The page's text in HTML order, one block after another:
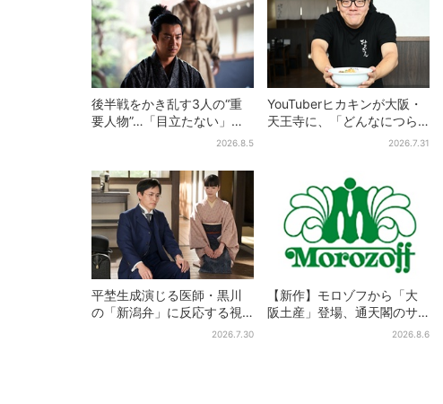
後半戦をかき乱す3人の“重
要人物”…「目立たない」主
人公・仲野太賀も、モブキ
2026.8.5
YouTuberヒカキンが大阪・
天王寺に、「どんなにつら
い時でも…」ラーメン愛＆兄
2026.7.31
平埜生成演じる医師・黒川
の「新潟弁」に反応する視
聴者続出「グッときた」2026.7.30
【新作】モロゾフから「大
阪土産」登場、通天閣のサ
クサクスイーツ 6カ所で順
2026.8.6